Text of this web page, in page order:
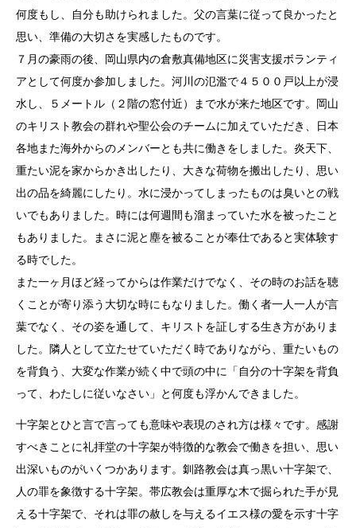
何度もし、自分も助けられました。父の言葉に従って良かったと
思い、準備の大切さを実感したものです。
７月の豪雨の後、岡山県内の倉敷真備地区に災害支援ボランティ
アとして何度か参加しました。河川の氾濫で４５００戸以上が浸
水し、５メートル（２階の窓付近）まで水が来た地区です。岡山
のキリスト教会の群れや聖公会のチームに加えていただき、日本
各地また海外からのメンバーとも共に働きをしました。炎天下、
重たい泥を家からかき出したり、大きな荷物を搬出したり、思い
出の品を綺麗にしたり。水に浸かってしまったものは臭いとの戦
いでもありました。時には何週間も溜まっていた水を被ったこと
もありました。まさに泥と塵を被ることが奉仕であると実体験す
る時でした。
また一ヶ月ほど経ってからは作業だけでなく、その時のお話を聴
くことが寄り添う大切な時にもなりました。働く者一人一人が言
葉でなく、その姿を通して、キリストを証しする生き方がありま
した。隣人として立たせていただく時でありながら、重たいもの
を背負う、大変な作業が続く中で頭の中に「自分の十字架を背負
って、わたしに従いなさい」と何度も浮かんできました。
十字架とひと言で言っても意味や表現のされ方は様々です。感謝
すべきことに礼拝堂の十字架が特徴的な教会で働きを担い、思い
出深いものがいくつかあります。釧路教会は真っ黒い十字架で、
人の罪を象徴する十字架。帯広教会は重厚な木で掘られた手が見
える十字架で、それは罪の赦しを与えるイエス様の愛を示す十字